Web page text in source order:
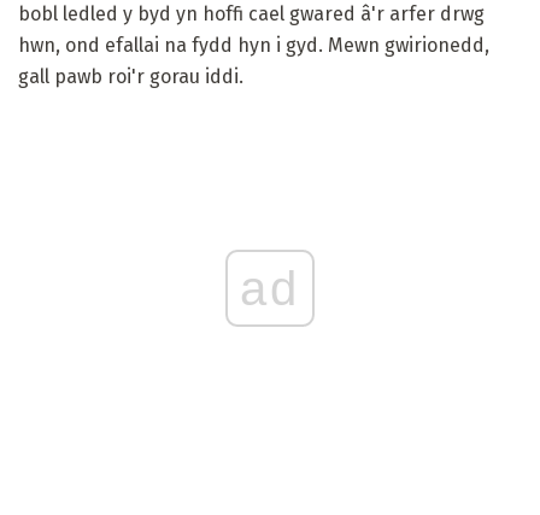
bobl ledled y byd yn hoffi cael gwared â'r arfer drwg
hwn, ond efallai na fydd hyn i gyd. Mewn gwirionedd,
gall pawb roi'r gorau iddi.
ad